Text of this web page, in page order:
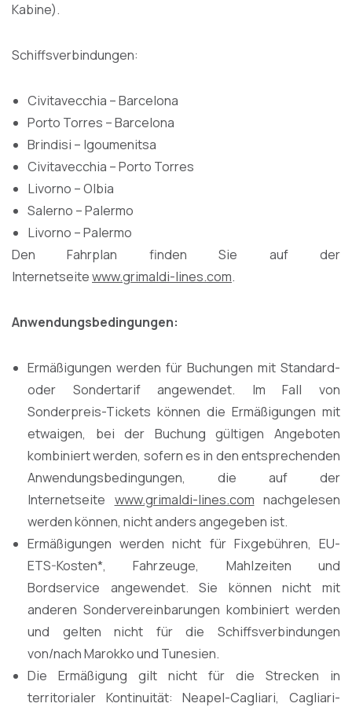
Kabine).
Schiffsverbindungen:
Civitavecchia – Barcelona
Porto Torres – Barcelona
Brindisi – Igoumenitsa
Civitavecchia – Porto Torres
Livorno – Olbia
Salerno – Palermo
Livorno – Palermo
Den Fahrplan finden Sie auf der
Internetseitewww.grimaldi-lines.com.
Anwendungsbedingungen:
Ermäßigungen werden für Buchungen mit Standard-
oder Sondertarif angewendet. Im Fall von
Sonderpreis-Tickets können die Ermäßigungen mit
etwaigen, bei der Buchung gültigen Angeboten
kombiniert werden, sofern es in den entsprechenden
Anwendungsbedingungen, die auf der
Internetseite www.grimaldi-lines.com nachgelesen
werden können, nicht anders angegeben ist.
Ermäßigungen werden nicht für Fixgebühren, EU-
ETS-Kosten*, Fahrzeuge, Mahlzeiten und
Bordservice angewendet. Sie können nicht mit
anderen Sondervereinbarungen kombiniert werden
und gelten nicht für die Schiffsverbindungen
von/nach Marokko und Tunesien.
Die Ermäßigung gilt nicht für die Strecken in
territorialer Kontinuität: Neapel-Cagliari, Cagliari-